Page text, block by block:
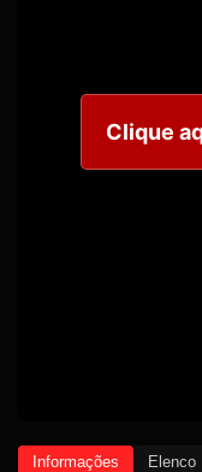
Clique
Informações Elenco